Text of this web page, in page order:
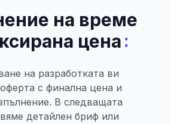
на време
цена:
на разработката ви
с финална цена и
В следващата
детайлен бриф или